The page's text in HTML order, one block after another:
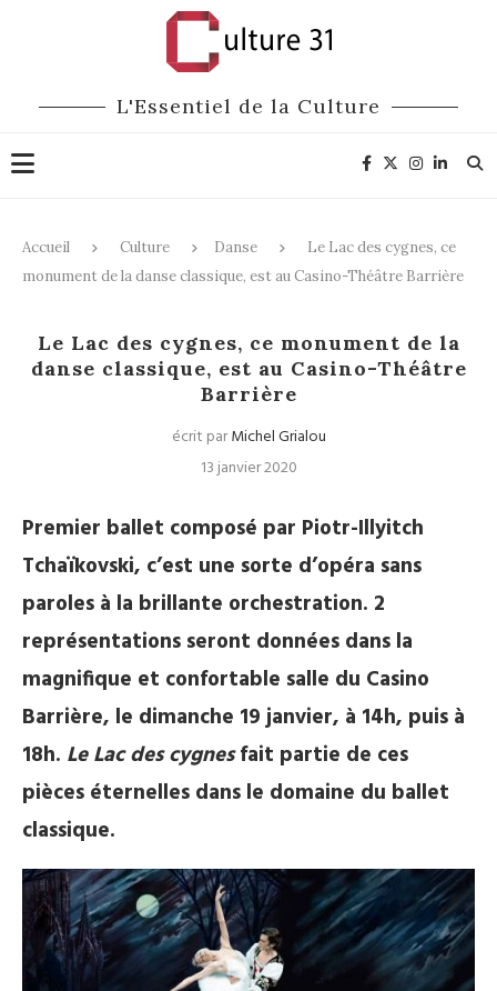
L'Essentiel de la Culture
Accueil Culture Danse
Le Lac des cygnes, ce
monument de la danse classique, est au Casino-Théâtre Barrière
Le Lac des cygnes, ce monument de la
danse classique, est au Casino-Théâtre
Barrière
écrit parMichel Grialou
13 janvier 2020
Premier ballet composé par Piotr-Illyitch
Tchaïkovski, c’est une sorte d’opéra sans
paroles à la brillante orchestration. 2
représentations seront données dans la
magnifique et confortable salle du Casino
Barrière, le dimanche 19 janvier, à 14h, puis à
18h. Le Lac des cygnesfait partie de ces
pièces éternelles dans le domaine du ballet
classique.